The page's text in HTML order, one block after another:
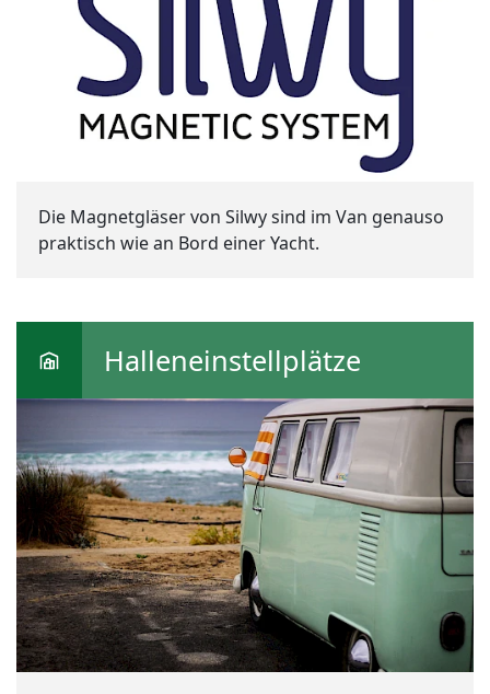
Die Magnetgläser von Silwy sind im Van genauso
praktisch wie an Bord einer Yacht.
Halleneinstellplätze